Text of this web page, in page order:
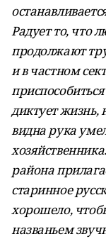
Радует то, что
продолжают
и в частном
диктует жизнь,
видна рука
района
старинное
хорошело,
названьем